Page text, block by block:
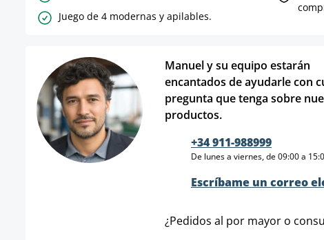
Juego de 4 modernas y apilables.
Manuel y su equipo estarán
encantados de ayudarle con
pregunta que tenga sobre
productos.
+34 911-988999
De lunes a viernes, de 09:00 a
Escríbame un correo
¿Pedidos al por mayor o